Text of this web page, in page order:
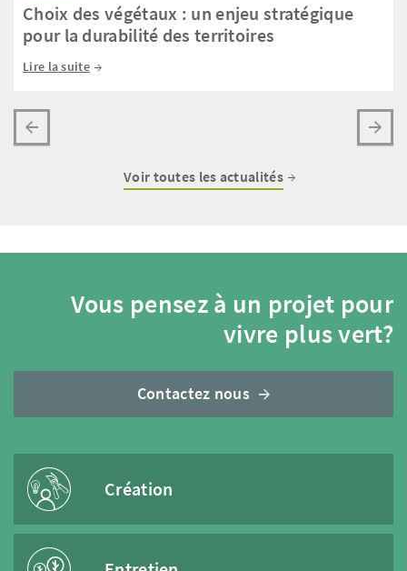
Choix des végétaux : un enjeu stratégique
pour la durabilité des territoires
Lire la suite
Voir toutes les actualités
Vous pensez à un projet pour
vivre plus vert?
Contactez nous
Création